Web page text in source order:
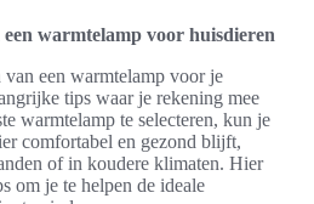
warmtelamp voor huisdieren
een warmtelamp voor je
tips waar je rekening mee
warmtelamp te selecteren, kun je
comfortabel en gezond blijft,
of in koudere klimaten. Hier
om je te helpen de ideale